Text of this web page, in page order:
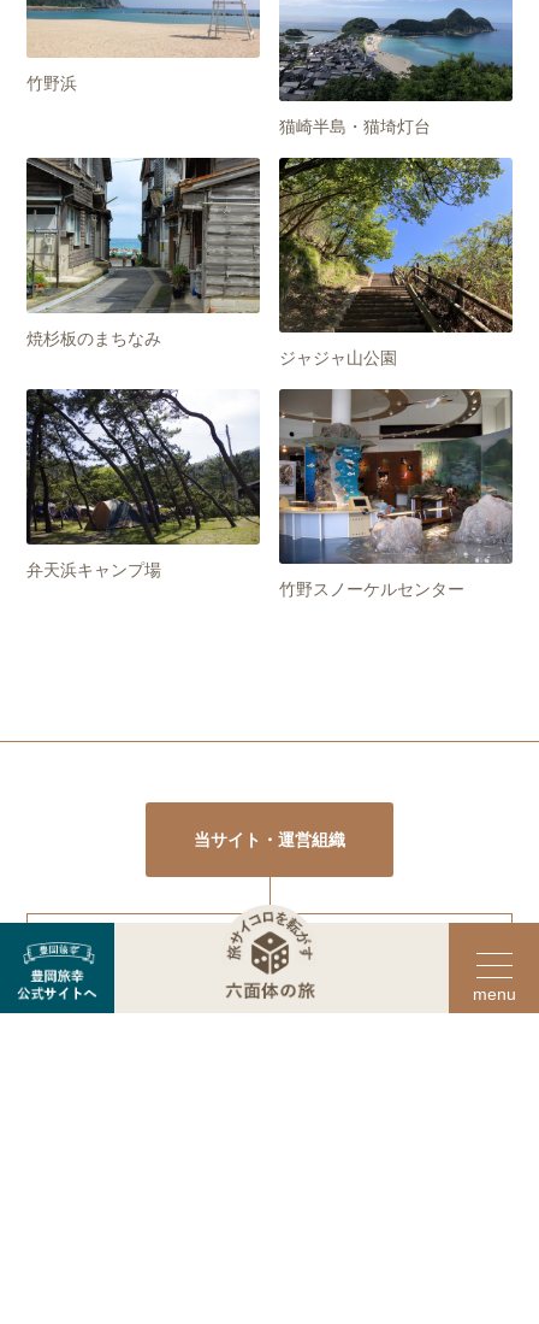
竹野浜
猫崎半島・猫埼灯台
焼杉板のまちなみ
ジャジャ山公園
弁天浜キャンプ場
竹野スノーケルセンター
当サイト・運営組織
豊岡市フォトライブラリー 豊岡市動画ライブラリー
サービス利用規約